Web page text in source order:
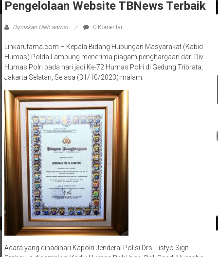
Pengelolaan Website TBNews Terbaik
Diposkan Oleh:admin 0 Komentar
Linkarutama.com – Kepala Bidang Hubungan Masyarakat (Kabid
Humas) Polda Lampung menerima piagam penghargaan dari Div
Humas Polri pada hari jadi Ke-72 Humas Polri di Gedung Tribrata,
Jakarta Selatan, Selasa (31/10/2023) malam.
Acara yang dihadihari Kapolri Jenderal Polisi Drs. Listyo Sigit